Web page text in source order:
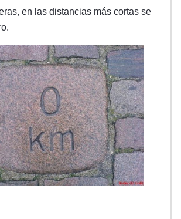
en las distancias más cortas se